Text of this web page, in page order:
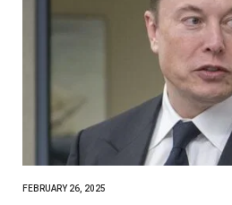
FEBRUARY 26, 2025